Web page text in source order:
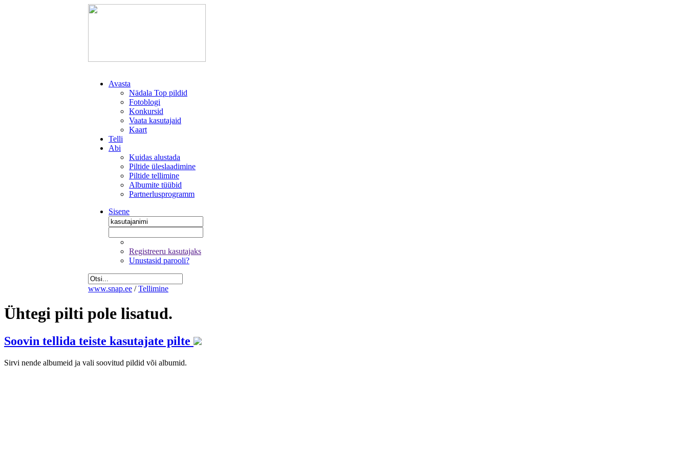
Avasta
Nädala Top pildid
Fotoblogi
Konkursid
Vaata kasutajaid
Kaart
Telli
Abi
Kuidas alustada
Piltide üleslaadimine
Piltide tellimine
Albumite tüübid
Partnerlusprogramm
Sisene
Registreeru kasutajaks
Unustasid parooli?
www.snap.ee / Tellimine
Ühtegi pilti pole lisatud.
Soovin tellida teiste kasutajate pilte
Sirvi nende albumeid ja vali soovitud pildid või albumid.